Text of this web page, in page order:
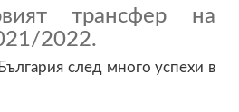
трансфер на
2022.
след много успехи в